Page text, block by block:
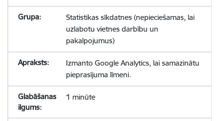
Statistikas sīkdatnes (nepieciešamas, lai
uzlabotu vietnes darbību un
pakalpojumus)
Izmanto Google Analytics, lai samazinātu
pieprasījuma līmeni.
1 minūte